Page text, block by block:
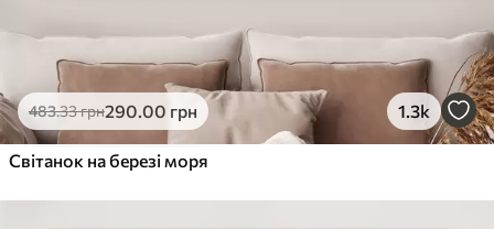
483.33грн290.00 грн 1.3k
Світанок на березі моря